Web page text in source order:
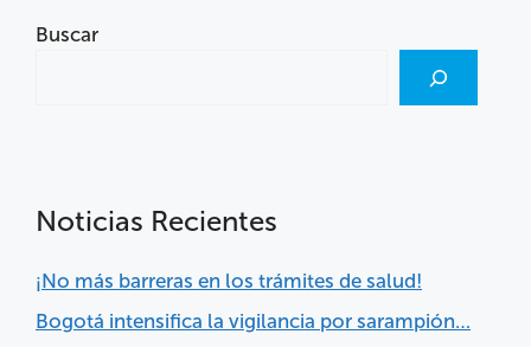
Buscar
Noticias Recientes
¡No más barreras en los trámites de salud!
Bogotá intensifica la vigilancia por sarampión…